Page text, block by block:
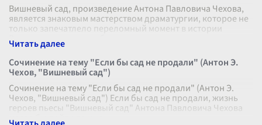
Вишневый сад, произведение Антона Павловича Чехова,
является знаковым мастерством драматургии, которое не
только запечатлело переломный момент в истории
России, но и стало глубоким
Сочинение на тему "Если бы сад не продали" (Антон Э.
Чехов, "Вишневый сад")
Сочинение на тему "Если бы сад не продали" (Антон Э.
Чехов, "Вишневый сад") Если бы сад не продали, жизнь
героев пьесы "Вишневый сад" Антона Павловича Чехова
могла бы пойти по ино